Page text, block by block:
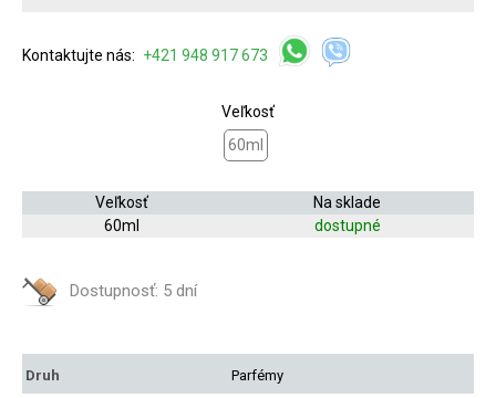
Kontaktujte nás: +421 948 917 673
Veľkosť
60ml
Veľkosť
Na sklade
60ml
dostupné
Dostupnosť: 5 dní
Druh Parfémy